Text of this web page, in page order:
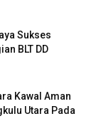
Sukses
BLT DD
Kawal Aman
Utara Pada